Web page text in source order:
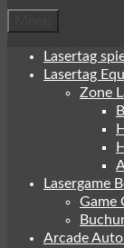
Lasertag
Lasertag
Zone
Lasergame
Game
Arcade